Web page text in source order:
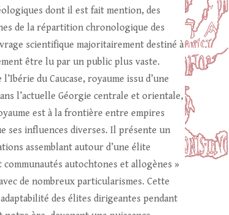
dont il est fait mention, des
de la répartition chronologique des
scientifique majoritairement destiné à
être lu par un public plus vaste.
du Caucase, royaume issu d’une
l’actuelle Géorgie centrale et orientale,
est à la frontière entre empires
ses influences diverses. Il présente un
assemblant autour d’une élite
autochtones et allogènes »
de nombreux particularismes. Cette
des élites dirigeantes pendant